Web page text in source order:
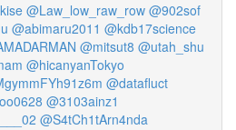
@Law_low_raw_row @902sof
@abimaru2011 @kdb17science
@mitsut8 @utah_shu
@hicanyanTokyo
@datafluct
@3103ainz1
@S4tCh1tArn4nda